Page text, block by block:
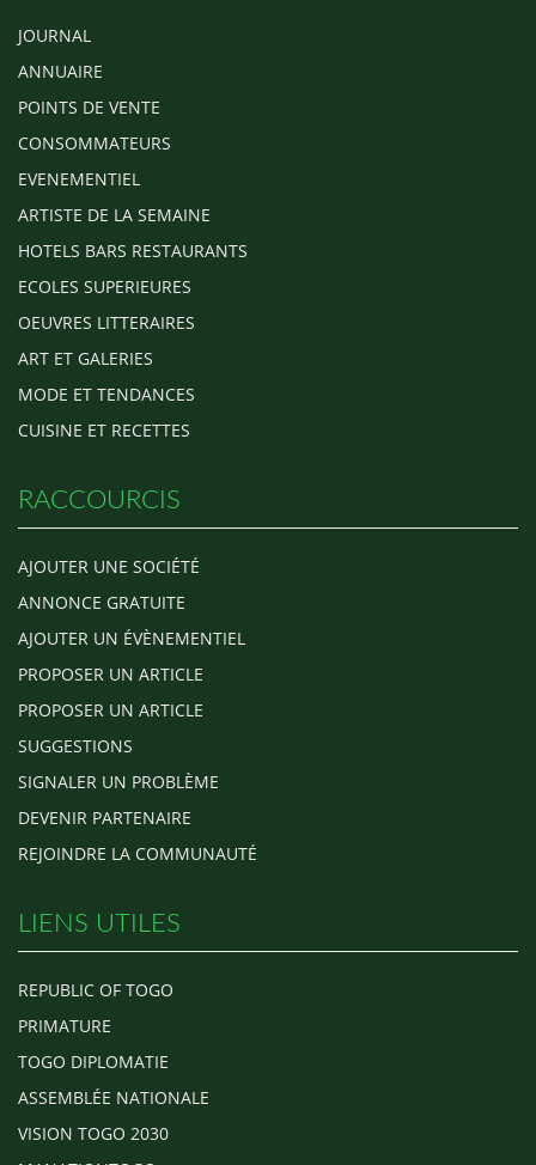
JOURNAL
ANNUAIRE
POINTS DE VENTE
CONSOMMATEURS
EVENEMENTIEL
ARTISTE DE LA SEMAINE
HOTELS BARS RESTAURANTS
ECOLES SUPERIEURES
OEUVRES LITTERAIRES
ART ET GALERIES
MODE ET TENDANCES
CUISINE ET RECETTES
RACCOURCIS
AJOUTER UNE SOCIÉTÉ
ANNONCE GRATUITE
AJOUTER UN ÉVÈNEMENTIEL
PROPOSER UN ARTICLE
PROPOSER UN ARTICLE
SUGGESTIONS
SIGNALER UN PROBLÈME
DEVENIR PARTENAIRE
REJOINDRE LA COMMUNAUTÉ
LIENS UTILES
REPUBLIC OF TOGO
PRIMATURE
TOGO DIPLOMATIE
ASSEMBLÉE NATIONALE
VISION TOGO 2030